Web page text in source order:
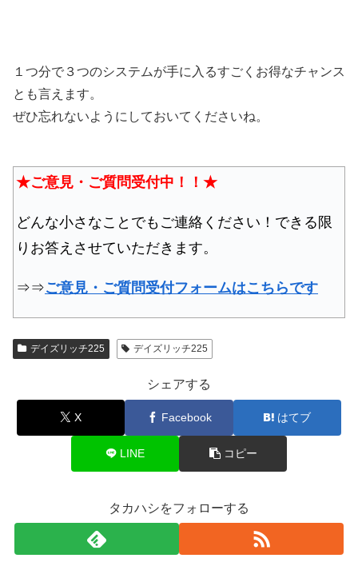
１つ分で３つのシステムが手に入るすごくお得なチャンス
とも言えます。
ぜひ忘れないようにしておいてくださいね。
★ご意見・ご質問受付中！！★
どんな小さなことでもご連絡ください！できる限
りお答えさせていただきます。
⇒⇒ご意見・ご質問受付フォームはこちらです
デイズリッチ225 デイズリッチ225
シェアする
X Facebook はてブ
LINE コピー
タカハシをフォローする